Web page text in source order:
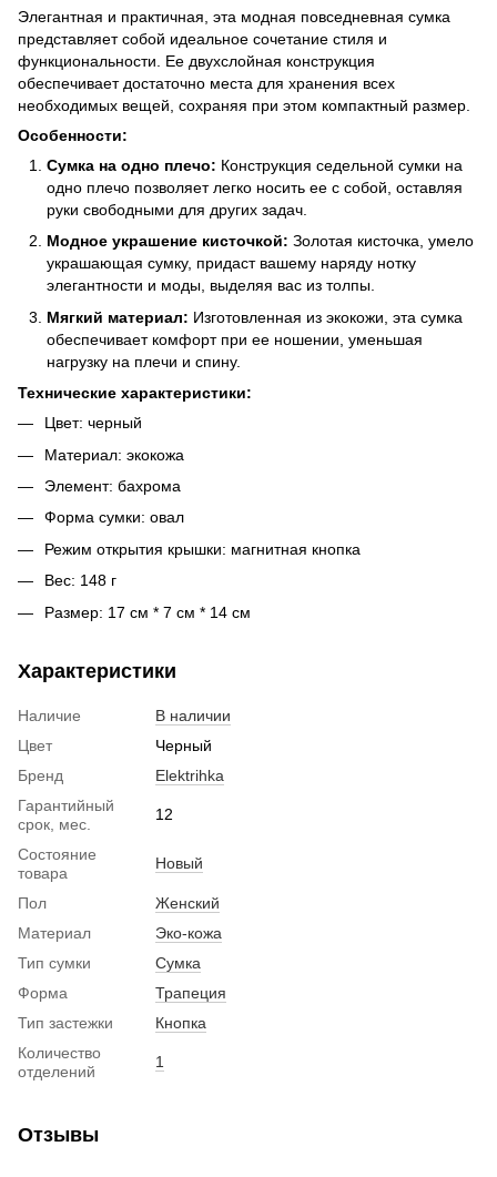
Элегантная и практичная, эта модная повседневная сумка
представляет собой идеальное сочетание стиля и
функциональности. Ее двухслойная конструкция
обеспечивает достаточно места для хранения всех
необходимых вещей, сохраняя при этом компактный размер.
Особенности:
Сумка на одно плечо: Конструкция седельной сумки на
одно плечо позволяет легко носить ее с собой, оставляя
руки свободными для других задач.
Модное украшение кисточкой: Золотая кисточка, умело
украшающая сумку, придаст вашему наряду нотку
элегантности и моды, выделяя вас из толпы.
Мягкий материал: Изготовленная из экокожи, эта сумка
обеспечивает комфорт при ее ношении, уменьшая
нагрузку на плечи и спину.
Технические характеристики:
Цвет: черный
Материал: экокожа
Элемент: бахрома
Форма сумки: овал
Режим открытия крышки: магнитная кнопка
Вес: 148 г
Размер: 17 см * 7 см * 14 см
Характеристики
Наличие
В наличии
Цвет
Черный
Бренд
Elektrihka
Гарантийный
срок, мес.
12
Состояние
товара
Новый
Пол
Женский
Материал
Эко-кожа
Тип сумки
Сумка
Форма
Трапеция
Тип застежки
Кнопка
Количество
отделений
1
Отзывы